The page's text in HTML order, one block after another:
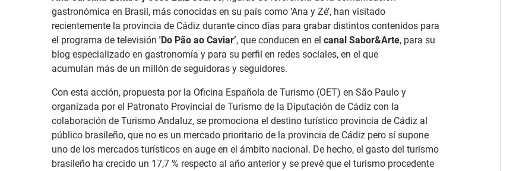
gastronómica en Brasil, más conocidas en su país como ‘Ana y Zé’, han visitado
recientemente la provincia de Cádiz durante cinco días para grabar distintos contenidos para
el programa de televisión 'Do Pão ao Caviar’, que conducen en el canal Sabor&Arte, para su
blog especializado en gastronomía y para su perfil en redes sociales, en el que
acumulan más de un millón de seguidoras y seguidores.
Con esta acción, propuesta por la Oficina Española de Turismo (OET) en São Paulo y
organizada por el Patronato Provincial de Turismo de la Diputación de Cádiz con la
colaboración de Turismo Andaluz, se promociona el destino turístico provincia de Cádiz al
público brasileño, que no es un mercado prioritario de la provincia de Cádiz pero sí supone
uno de los mercados turísticos en auge en el ámbito nacional. De hecho, el gasto del turismo
brasileño ha crecido un 17,7 % respecto al año anterior y se prevé que el turismo procedente